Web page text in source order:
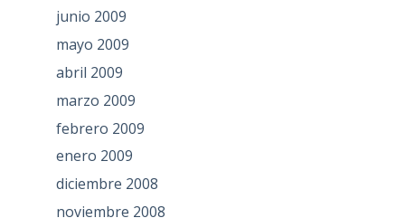
junio 2009
mayo 2009
abril 2009
marzo 2009
febrero 2009
enero 2009
diciembre 2008
noviembre 2008